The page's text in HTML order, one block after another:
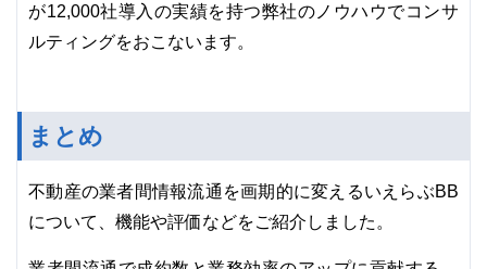
が12,000社導入の実績を持つ弊社のノウハウでコンサ
ルティングをおこないます。
まとめ
不動産の業者間情報流通を画期的に変えるいえらぶBB
について、機能や評価などをご紹介しました。